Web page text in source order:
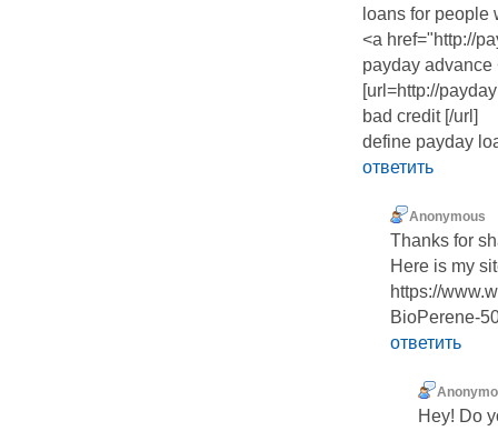
loans for people
<a href="http://
payday advance
[url=http://
bad credit [/url]
define payday
ответить
Anonymous
Thanks for
Here is my
https://
BioPerene-
ответить
Ηey! Do